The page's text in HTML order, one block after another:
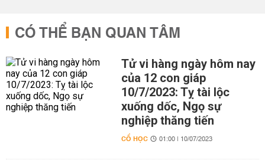
CÓ THỂ BẠN QUAN TÂM
Tử vi hàng ngày hôm nay
của 12 con giáp
10/7/2023: Tỵ tài lộc
xuống dốc, Ngọ sự
nghiệp thăng tiến
CỔ HỌC 01:00 | 10/07/2023